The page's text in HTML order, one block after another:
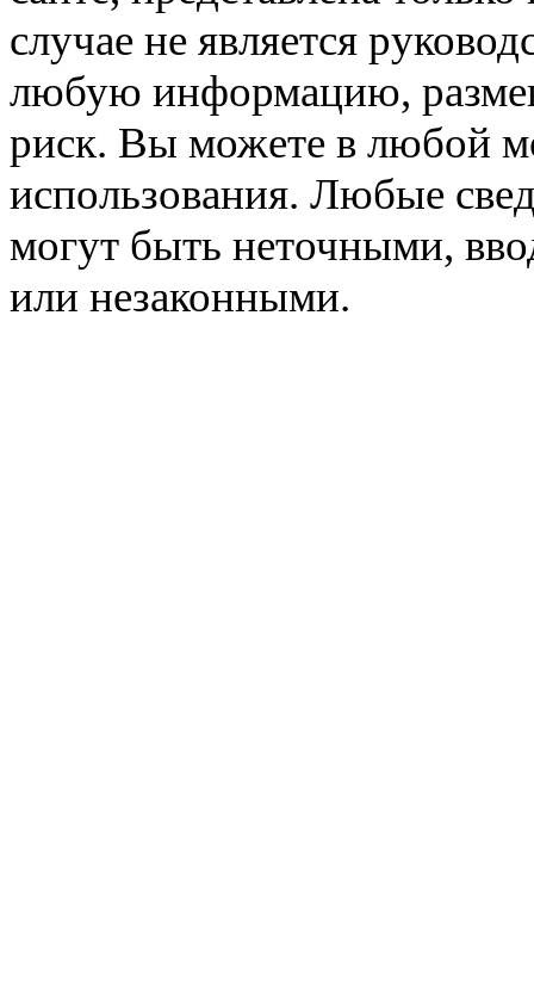
случае не является
любую информацию,
риск. Вы можете в любой
использования. Любые
могут быть неточными,
или незаконными.